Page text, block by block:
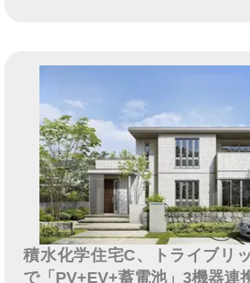
積水化学住宅C、トライブリ
で「PV+EV+蓄電池」3機器連